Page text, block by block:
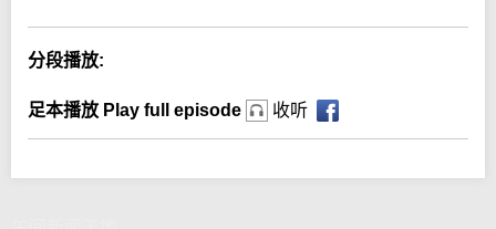
分段播放:
足本播放 Play full episode 收听